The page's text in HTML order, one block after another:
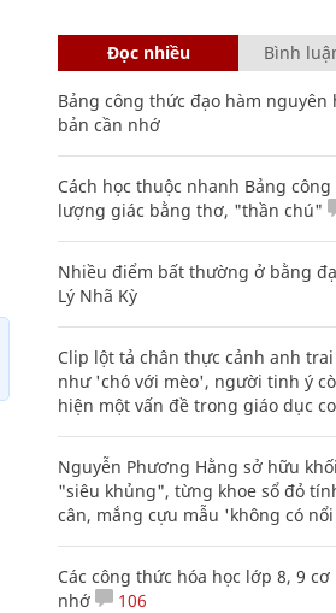
Đọc nhiều Bình
Bảng công thức đạo hàm nguyên
bản cần nhớ
Cách học thuộc nhanh Bảng
lượng giác bằng thơ, "thần chú"
Nhiều điểm bất thường ở bằng
Lý Nhã Kỳ
Clip lột tả chân thực cảnh anh
như 'chó với mèo', người tinh ý
hiện một vấn đề trong giáo dục
Nguyễn Phương Hằng sở hữu
"siêu khủng", từng khoe sổ đỏ
cân, mắng cựu mẫu 'không có
Các công thức hóa học lớp 8, 9 cơ
nhớ
106